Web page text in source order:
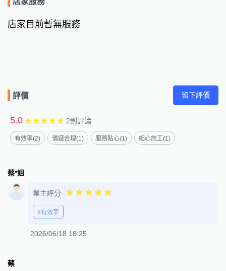
店家目前暫無服務
評價 留下評價
5.0 2則評論
有效率(2) 價錢合理(1) 服務貼心(1) 細心施工(1)
蔡*姐
業主評分
#有效率
2026/06/18 18:25
蔡